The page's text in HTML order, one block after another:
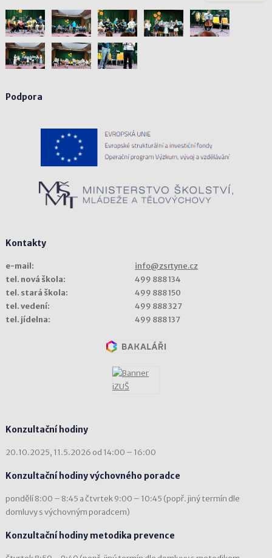
Podpora
Kontakty
e-mail:
info@zsrtyne.cz
tel. nová škola:
499 888 134
tel. stará škola:
499 888 150
tel. vedení:
499 888 327
tel. jídelna:
499 888 137
Konzultační hodiny
20.10.2025, 11.5.2026 od 14:00 – 16:00
Konzultační hodiny výchovného poradce
pondělí 8:00 – 8:45 a čtvrtek 9:00 – 10:45 (popř. jiný termín dle
domluvy s výchovným poradcem)
Konzultační hodiny metodika prevence